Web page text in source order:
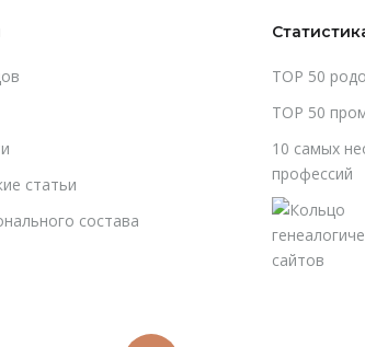
статьи
состава
TOP 50
TOP 50
10 самых
профессий